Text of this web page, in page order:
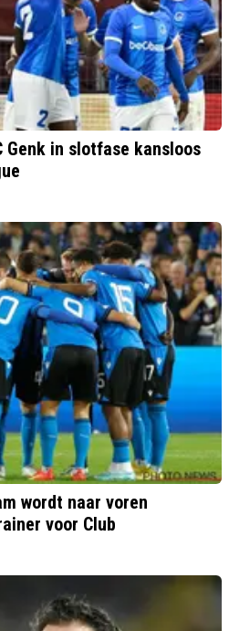
Genk in slotfase kansloos
wordt naar voren
voor Club